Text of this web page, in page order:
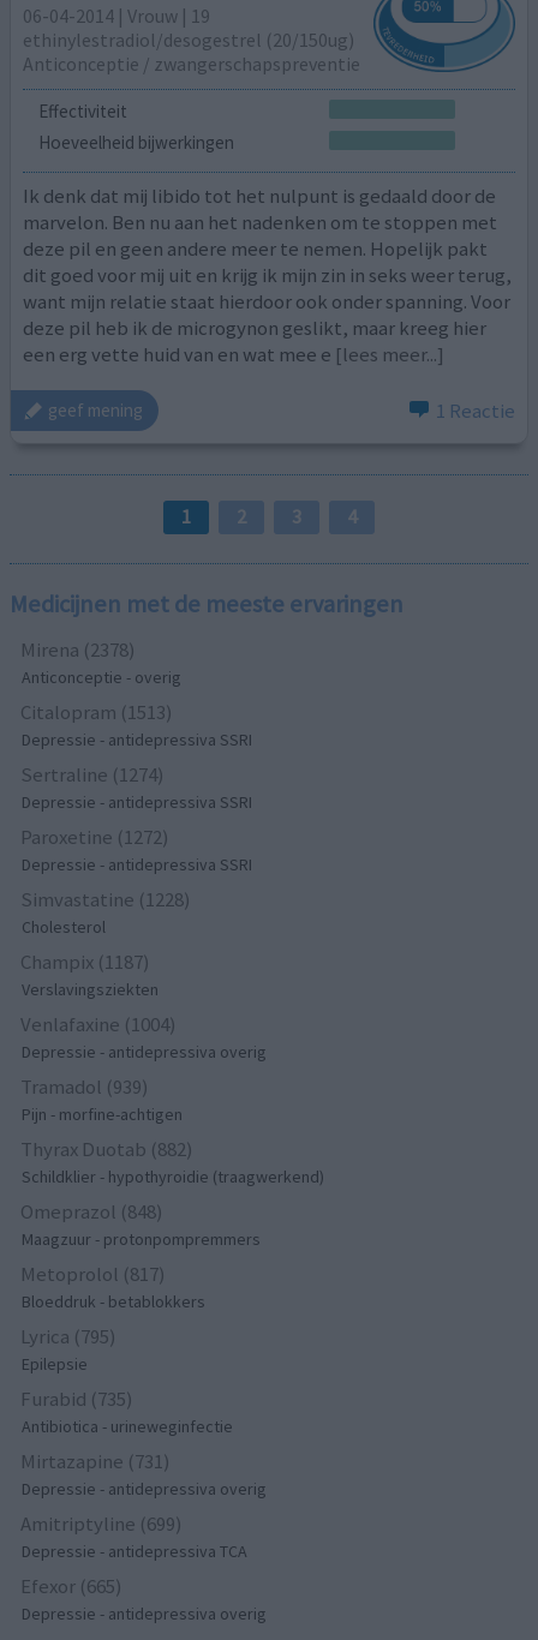
06-04-2014 | Vrouw | 19
ethinylestradiol/desogestrel (20/150ug)
Anticonceptie / zwangerschapspreventie
Effectiviteit
Hoeveelheid bijwerkingen
Ik denk dat mij libido tot het nulpunt is gedaald door de
marvelon. Ben nu aan het nadenken om te stoppen met
deze pil en geen andere meer te nemen. Hopelijk pakt
dit goed voor mij uit en krijg ik mijn zin in seks weer terug,
want mijn relatie staat hierdoor ook onder spanning. Voor
deze pil heb ik de microgynon geslikt, maar kreeg hier
een erg vette huid van en wat mee e [lees meer...]
geef mening 1 Reactie
1 2 3 4
Medicijnen met de meeste ervaringen
Mirena (2378)
Anticonceptie - overig
Citalopram (1513)
Depressie - antidepressiva SSRI
Sertraline (1274)
Depressie - antidepressiva SSRI
Paroxetine (1272)
Depressie - antidepressiva SSRI
Simvastatine (1228)
Cholesterol
Champix (1187)
Verslavingsziekten
Venlafaxine (1004)
Depressie - antidepressiva overig
Tramadol (939)
Pijn - morfine-achtigen
Thyrax Duotab (882)
Schildklier - hypothyroidie (traagwerkend)
Omeprazol (848)
Maagzuur - protonpompremmers
Metoprolol (817)
Bloeddruk - betablokkers
Lyrica (795)
Epilepsie
Furabid (735)
Antibiotica - urineweginfectie
Mirtazapine (731)
Depressie - antidepressiva overig
Amitriptyline (699)
Depressie - antidepressiva TCA
Efexor (665)
Depressie - antidepressiva overig